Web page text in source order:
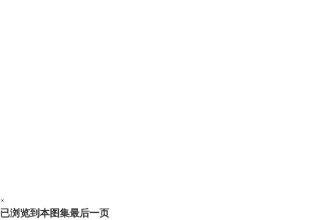
×
已浏览到本图集最后一页